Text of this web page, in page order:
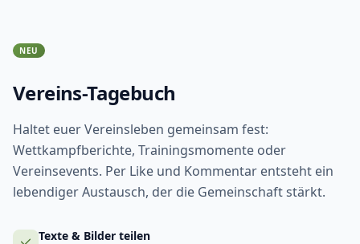
NEU
Vereins-Tagebuch
Haltet euer Vereinsleben gemeinsam fest:
Wettkampfberichte, Trainingsmomente oder
Vereinsevents. Per Like und Kommentar entsteht ein
lebendiger Austausch, der die Gemeinschaft stärkt.
Texte & Bilder teilen